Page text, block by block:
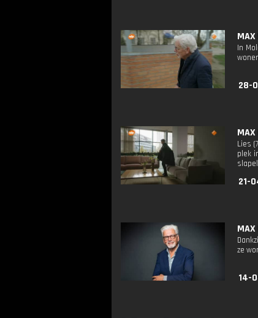
In
28-
Lies
plek
21-
ze
14-